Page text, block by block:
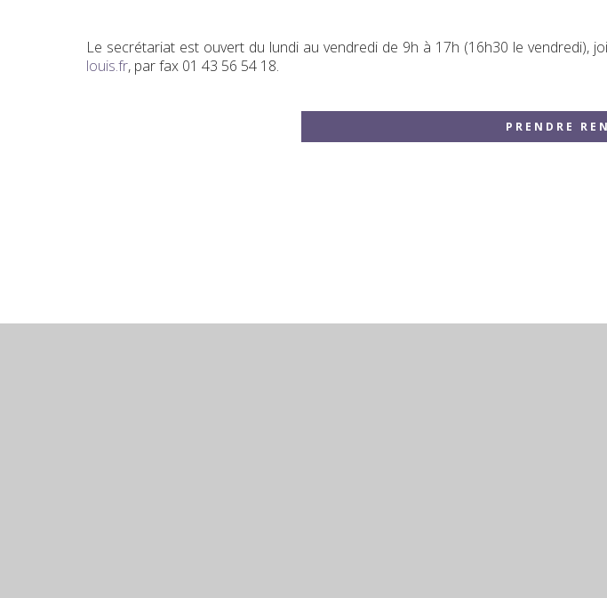
Le secrétariat est ouvert du lundi au vendredi de 9h à 17h (16h30 le vendredi),
louis.fr, par fax 01 43 56 54 18.
PRENDRE